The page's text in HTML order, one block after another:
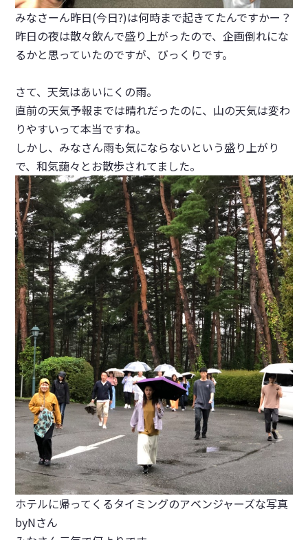
みなさーん昨日(今日?)は何時まで起きてたんですかー？
昨日の夜は散々飲んで盛り上がったので、企画倒れにな
るかと思っていたのですが、びっくりです。
さて、天気はあいにくの雨。
直前の天気予報までは晴れだったのに、山の天気は変わ
りやすいって本当ですね。
しかし、みなさん雨も気にならないという盛り上がり
で、和気藹々とお散歩されてました。
ホテルに帰ってくるタイミングのアベンジャーズな写真
byNさん